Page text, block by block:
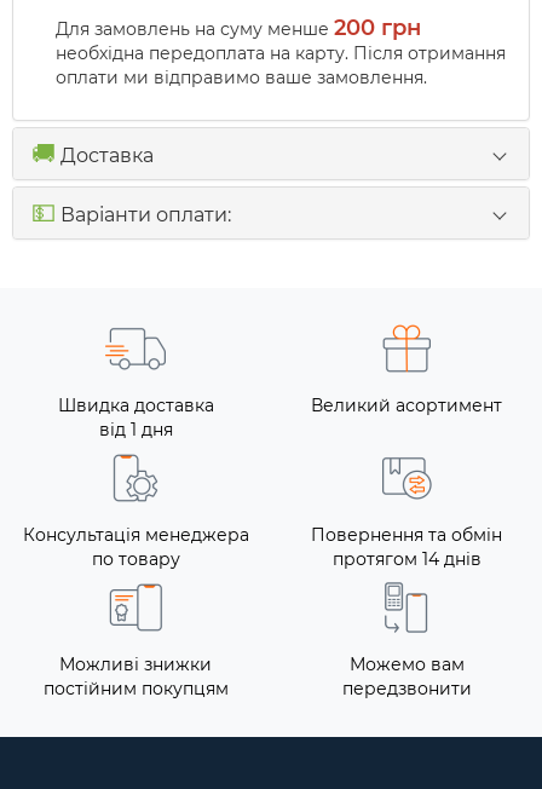
Для замовлень на суму менше 200 грн
необхідна передоплата на карту. Після отримання
оплати ми відправимо ваше замовлення.
🚚 Доставка
💵 Варіанти оплати:
Швидка доставка
від 1 дня
Великий асортимент
Консультація менеджера
по товару
Повернення та обмін
протягом 14 днів
Можливі знижки
постійним покупцям
Можемо вам
передзвонити